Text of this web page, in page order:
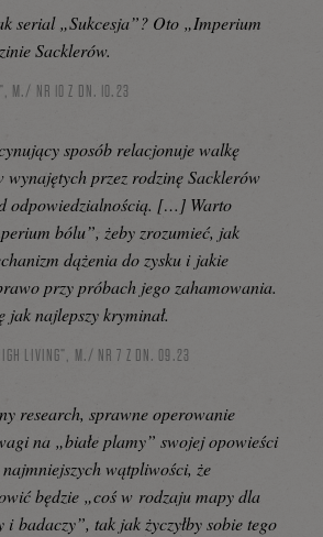
serial „Sukcesja”? Oto „Imperium
Sacklerów.
M./ NR 10 Z DN. 10.23
sposób relacjonuje walkę
przez rodzinę Sacklerów
odpowiedzialnością. […] Warto
bólu”, żeby zrozumieć, jak
dążenia do zysku i jakie
przy próbach jego zahamowania.
jak najlepszy kryminał.
LIVING”, M./ NR 7 Z DN. 09.23
research, sprawne operowanie
na „białe plamy” swojej opowieści
wątpliwości, że
będzie „coś w rodzaju mapy dla
i badaczy”, tak jak życzyłby sobie tego